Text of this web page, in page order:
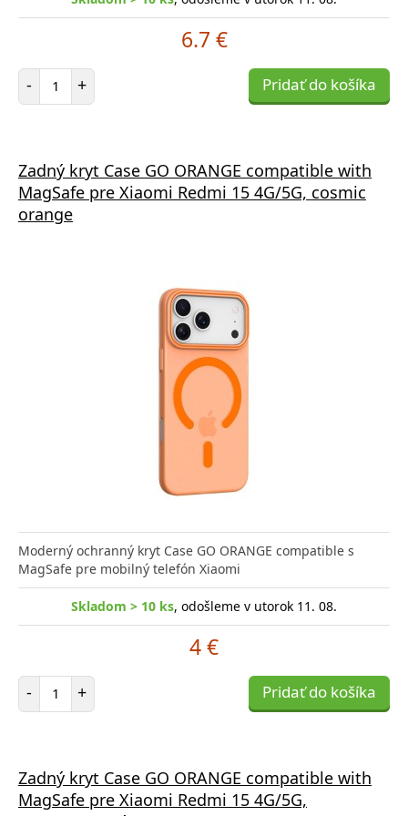
6.7 €
- Počet položiek
+ Pridať do košíka
Zadný kryt Case GO ORANGE compatible with
MagSafe pre Xiaomi Redmi 15 4G/5G, cosmic
orange
Moderný ochranný kryt Case GO ORANGE compatible s
MagSafe pre mobilný telefón Xiaomi
Skladom > 10 ks, odošleme v utorok 11. 08.
4 €
- Počet položiek
+ Pridať do košíka
Zadný kryt Case GO ORANGE compatible with
MagSafe pre Xiaomi Redmi 15 4G/5G,